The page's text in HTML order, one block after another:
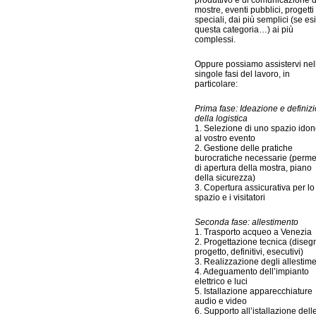
mostre, eventi pubblici, progetti
speciali, dai più semplici (se
questa categoria…) ai più
complessi.
Oppure possiamo assistervi
singole fasi del lavoro, in
particolare:
Prima fase: Ideazione e
della logistica
1. Selezione di uno spazio
al vostro evento
2. Gestione delle pratiche
burocratiche necessarie
di apertura della mostra, piano
della sicurezza)
3. Copertura assicurativa per lo
spazio e i visitatori
Seconda fase: allestimento
1. Trasporto acqueo a Venezia
2. Progettazione tecnica
progetto, definitivi, esecutivi)
3. Realizzazione degli
4. Adeguamento dell’impianto
elettrico e luci
5. Istallazione apparecchiature
audio e video
6. Supporto all’istallazione